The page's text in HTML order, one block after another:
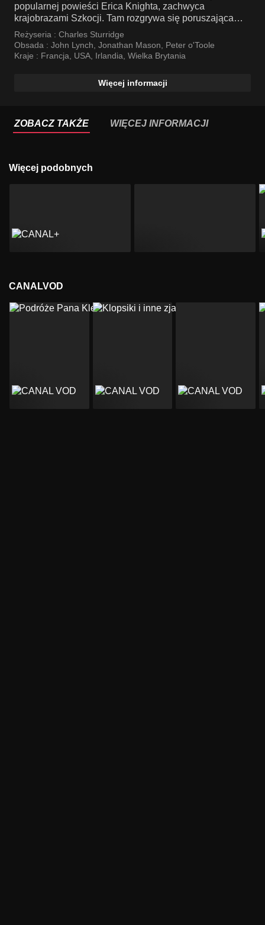
popularnej powieści Erica Knighta, zachwyca
krajobrazami Szkocji. Tam rozgrywa się poruszająca
opowieść o lojalności, odwadze i miłości.
Reżyseria : Charles Sturridge
Obsada : John Lynch Jonathan Mason
Peter o'Toole
Kraje : Francja USA Irlandia Wielka Brytania
Więcej informacji
ZOBACZ TAKŻE WIĘCEJ INFORMACJI
Więcej podobnych
CANALVOD